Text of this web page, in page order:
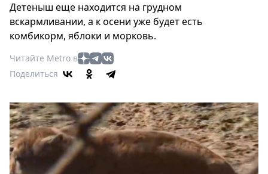
Туризм
Мода
Кино
Афиша
Выставки
Пресс-
релизы
О
Детеныш еще находится на грудном
вскармливании, а к осени уже будет есть
комбикорм, яблоки и морковь.
Читайте Metro в
Поделиться